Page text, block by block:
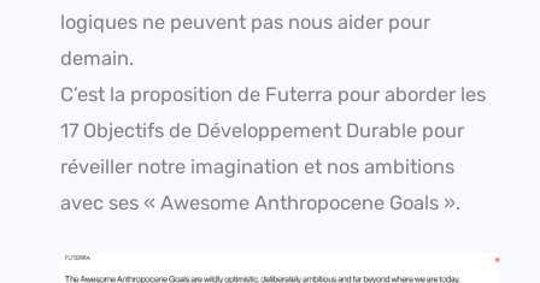
logiques ne peuvent pas nous aider pour
demain.
C’est la proposition de Futerra pour aborder les
17 Objectifs de Développement Durable pour
réveiller notre imagination et nos ambitions
avec ses « Awesome Anthropocene Goals ».